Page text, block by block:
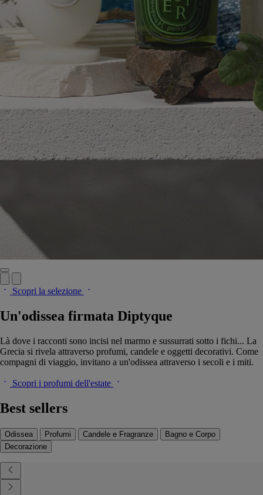
Scopri la selezione
Un'odissea firmata Diptyque
Là dove i racconti sono incisi nel marmo e sussurrati sotto i fichi... La
Grecia si rivela attraverso profumi, candele e oggetti decorativi. Come
compagni di viaggio, invitano a un'odissea attraverso i secoli e i miti.
Scopri i profumi dell'estate
Best sellers
Odissea Profumi Candele e Fragranze
Bagno e Corpo
Decorazione